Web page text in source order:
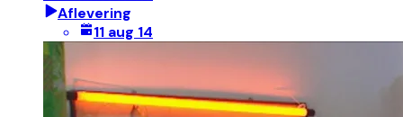
Aflevering
11 aug 14